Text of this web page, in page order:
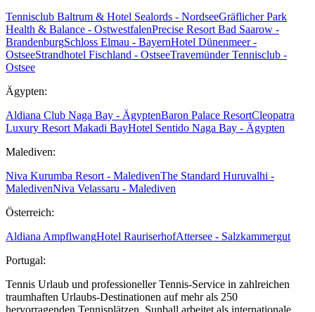
Tennisclub Baltrum & Hotel Sealords - NordseeGräflicher Park
Health & Balance - OstwestfalenPrecise Resort Bad Saarow -
BrandenburgSchloss Elmau - BayernHotel Dünenmeer -
OstseeStrandhotel Fischland - OstseeTravemünder Tennisclub -
Ostsee
Ägypten:
Aldiana Club Naga Bay - ÄgyptenBaron Palace ResortCleopatra
Luxury Resort Makadi BayHotel Sentido Naga Bay - Ägypten
Malediven:
Niva Kurumba Resort - MaledivenThe Standard Huruvalhi -
MaledivenNiva Velassaru - Malediven
Österreich:
Aldiana AmpflwangHotel RauriserhofAttersee - Salzkammergut
Portugal:
Tennis Urlaub und professioneller Tennis-Service in zahlreichen
traumhaften Urlaubs-Destinationen auf mehr als 250